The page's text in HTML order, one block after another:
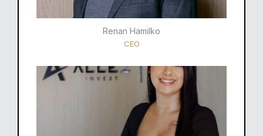
Renan Hamilko​
CEO